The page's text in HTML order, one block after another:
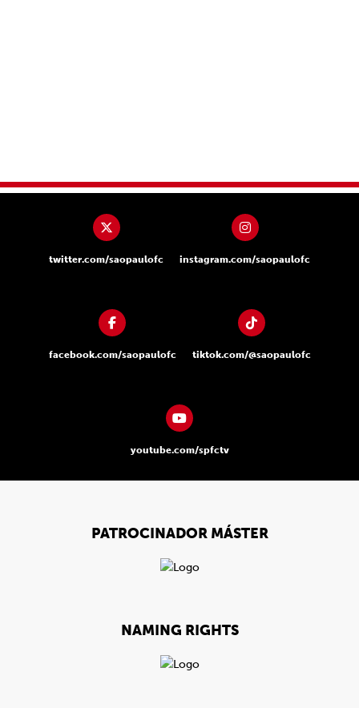
twitter.com/saopaulofc instagram.com/saopaulofc
facebook.com/saopaulofc tiktok.com/@saopaulofc
youtube.com/spfctv
PATROCINADOR MÁSTER
NAMING RIGHTS